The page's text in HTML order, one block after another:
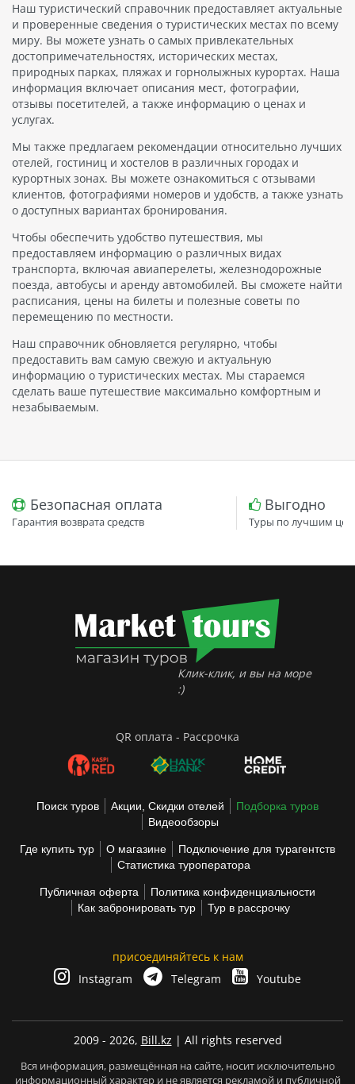
Наш туристический справочник предоставляет актуальные
и проверенные сведения о туристических местах по всему
миру. Вы можете узнать о самых привлекательных
достопримечательностях, исторических местах,
природных парках, пляжах и горнолыжных курортах. Наша
информация включает описания мест, фотографии,
отзывы посетителей, а также информацию о ценах и
услугах.
Мы также предлагаем рекомендации относительно лучших
отелей, гостиниц и хостелов в различных городах и
курортных зонах. Вы можете ознакомиться с отзывами
клиентов, фотографиями номеров и удобств, а также узнать
о доступных вариантах бронирования.
Чтобы обеспечить удобство путешествия, мы
предоставляем информацию о различных видах
транспорта, включая авиаперелеты, железнодорожные
поезда, автобусы и аренду автомобилей. Вы сможете найти
расписания, цены на билеты и полезные советы по
перемещению по местности.
Наш справочник обновляется регулярно, чтобы
предоставить вам самую свежую и актуальную
информацию о туристических местах. Мы стараемся
сделать ваше путешествие максимально комфортным и
незабываемым.
Безопасная оплата
Гарантия возврата средств
Выгодно
Туры по лучшим
Клик-клик, и вы на море
:)
QR оплата - Рассрочка
Поиск туров Акции, Скидки отелей
Подборка туров
Видеообзоры
Где купить тур О магазине
Подключение для турагентств
Статистика туроператора
Публичная оферта
Политика конфиденциальности
Как забронировать тур
Тур в рассрочку
присоединяйтесь к нам
Instagram
Telegram Youtube
2009 - 2026, Bill.kz | All rights reserved
Вся информация, размещённая на сайте, носит исключительно
информационный характер и не является рекламой и публичной